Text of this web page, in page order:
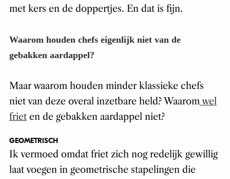
met kers en de doppertjes. En dat is fijn.
Waarom houden chefs eigenlijk niet van de
gebakken aardappel?
Maar waarom houden minder klassieke chefs
niet van deze overal inzetbare held? Waaromwel
frieten de gebakken aardappel niet?
GEOMETRISCH
Ik vermoed omdat friet zich nog redelijk gewillig
laat voegen in geometrische stapelingen die